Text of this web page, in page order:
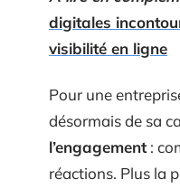
digitales
visibilité en ligne
Pour une
désormais de sa
l’engagement:
réactions. Plus la